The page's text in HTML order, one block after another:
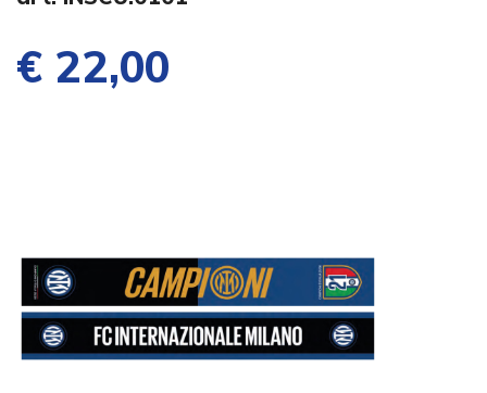
€ 22,00